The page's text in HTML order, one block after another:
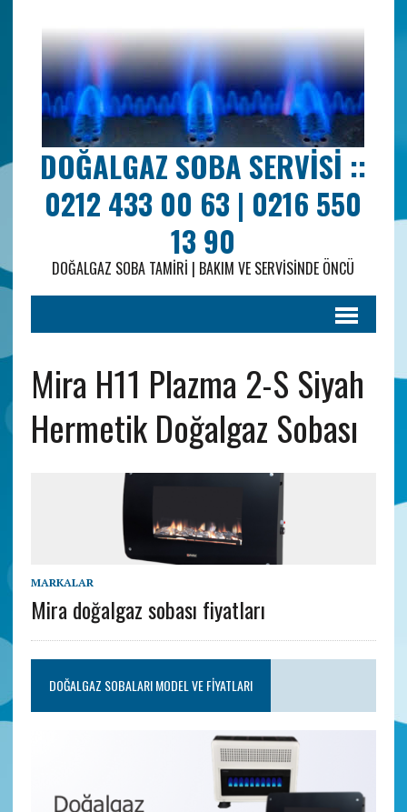
DOĞALGAZ SOBA SERVISI ::
0212 433 00 63 | 0216 550
13 90
DOĞALGAZ SOBA TAMIRI | BAKIM VE SERVISINDE ÖNCÜ
Mira H11 Plazma 2-S Siyah
Hermetik Doğalgaz Sobası
MARKALAR
Mira doğalgaz sobası fiyatları
DOĞALGAZ SOBALARI MODEL VE FIYATLARI